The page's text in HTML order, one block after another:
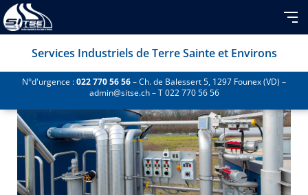
Services Industriels de Terre Sainte et Environs
N°d'urgence :022 770 56 56– Ch. de Balessert 5, 1297 Founex (VD) –
admin@sitse.ch – T 022 770 56 56